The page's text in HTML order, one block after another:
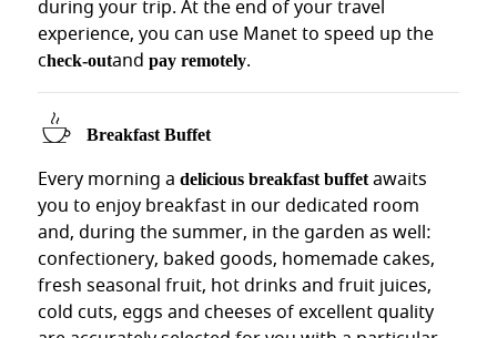
Villa Grazioli non è solo un hotel, ma un'esperienza
POSIZIONE STRATEGICA PARIOLI
Il quartiere Parioli rappresenta l'eccellenza residenziale
Raggiungere a piedi Villa Borghese e i suoi musei
Esplorare Villa Ada per jogging e passeggiate
Accedere facilmente al centro storico con mezzi
Godervi la vera atmosfera romana lontano dal
IDEALE PER
Coppie Romantiche
during your trip. At the end of your travel
experience, you can use Manet to speed up the
check-outand pay remotely.
Breakfast Buffet
Every morning a delicious breakfast buffetawaits
you to enjoy breakfast in our dedicated room
and, during the summer, in the garden as well:
confectionery, baked goods, homemade cakes,
fresh seasonal fruit, hot drinks and fruit juices,
cold cuts, eggs and cheeses of excellent quality